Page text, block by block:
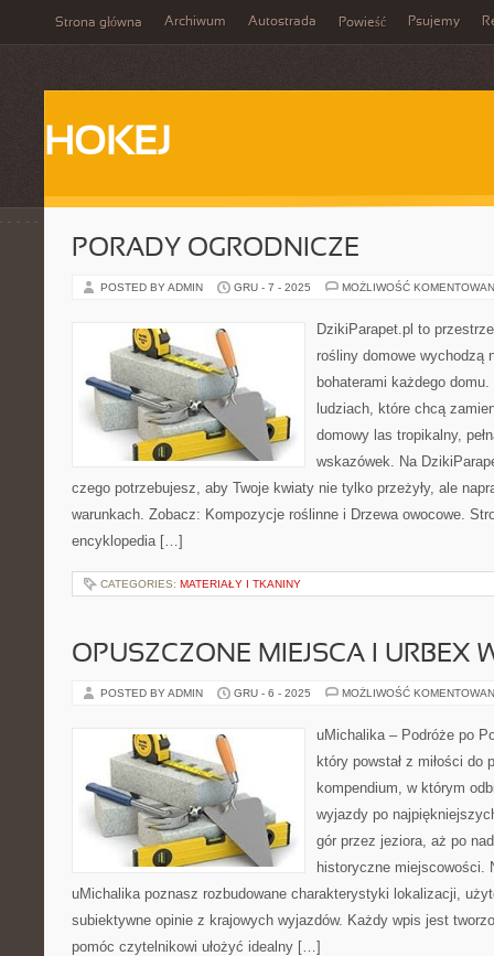
Strona główna Archiwum Autostrada Powieść Psujemy
HOKEJ
PORADY OGRODNICZE
POSTED BY ADMIN GRU - 7 - 2025 MOŻLIWOŚĆ
DzikiParapet.pl to
rośliny domowe wychodzą
bohaterami każdego
ludziach, które chcą
domowy las tropikalny,
wskazówek. Na
czego potrzebujesz, aby Twoje kwiaty nie tylko przeżyły, ale
warunkach. Zobacz: Kompozycje roślinne i Drzewa owocowe.
encyklopedia […]
CATEGORIES: MATERIAŁY I TKANINY
OPUSZCZONE MIEJSCA I URBEX
POSTED BY ADMIN GRU - 6 - 2025 MOŻLIWOŚĆ
uMichalika – Podróże po
który powstał z miłości do
kompendium, w którym
wyjazdy po
gór przez jeziora, aż po
historyczne miejscowości.
uMichalika poznasz rozbudowane charakterystyki lokalizacji,
subiektywne opinie z krajowych wyjazdów. Każdy wpis jest
pomóc czytelnikowi ułożyć idealny […]